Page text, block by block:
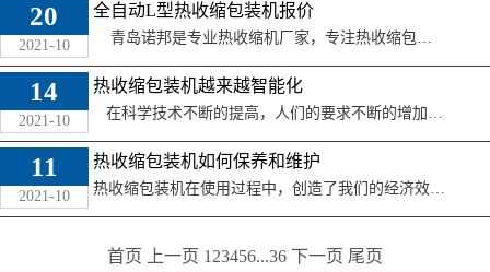
20
2021-10
全自动L型热收缩包装机报价
青岛诺邦是专业热收缩机厂家，专注热收缩包装机，热收缩膜包装机，全自动化无人化打包机，捆扎机，缠绕机，封箱机等设备 ...
14
2021-10
热收缩包装机越来越智能化
在科学技术不断的提高，人们的要求不断的增加的境况下，一个企业想要在社会上稳定的发展下去就必须改变政策，完善系统体系，敢于创新 ...
11
2021-10
热收缩包装机如何保养和维护
热收缩包装机在使用过程中，创造了我们的经济效益，同时，本身也有相当的损耗。严格执行各项维修保养工作，减少零件磨损速度，消除故障产生的隐患，延长机器使用 ...
首页 上一页 1 23456...36 下一页 尾页